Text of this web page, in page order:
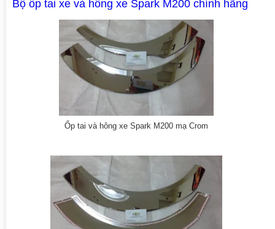
Bộ ốp tai xe và hông xe Spark M200 chính hãng
Ốp tai và hông xe Spark M200 mạ Crom